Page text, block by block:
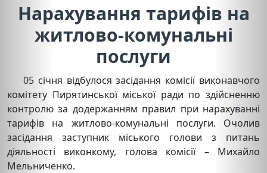
Нарахування тарифів на
житлово-комунальні
послуги
05 січня відбулося засідання комісії виконавчого
комітету Пирятинської міської ради по здійсненню
контролю за додержанням правил при нарахуванні
тарифів на житлово-комунальні послуги. Очолив
засідання заступник міського голови з питань
діяльності виконкому, голова комісії – Михайло
Мельниченко.